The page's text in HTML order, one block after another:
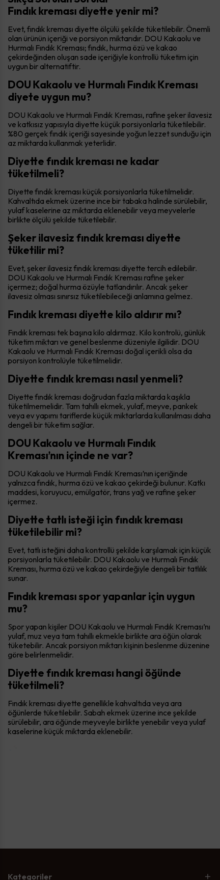
Fındık kreması diyette yenir mi?
Evet, fındık kreması diyette ölçülü şekilde tüketilebilir. Önemli
olan ürünün içeriği ve porsiyon miktarıdır. DOU Kakaolu ve
Hurmalı Fındık Kreması; fındık, hurma özü ve kakao
çekirdeğinden oluşan sade içeriğiyle kontrollü tüketim için
uygun bir alternatiftir.
DOU Kakaolu ve Hurmalı Fındık Kreması
diyete uygun mu?
DOU Kakaolu ve Hurmalı Fındık Kreması, rafine şeker ilavesiz
ve katkısız yapısıyla diyette küçük porsiyonlarla tüketilebilir.
%80 gerçek fındık içeriği sayesinde yoğun lezzet sunduğu için
az miktarda kullanmak yeterlidir.
Diyette fındık kreması ne kadar
tüketilmeli?
Diyette fındık kreması küçük porsiyonlarla tüketilmelidir.
Kahvaltıda ekmek üzerine ince bir tabaka halinde sürülebilir,
yulaf kaselerine az miktarda eklenebilir veya meyvelerle
birlikte ölçülü şekilde tüketilebilir.
Şeker ilavesiz fındık kreması diyette
tüketilir mi?
Evet, şeker ilavesiz fındık kreması diyette tercih edilebilir.
DOU Kakaolu ve Hurmalı Fındık Kreması rafine şeker
içermez; doğal hurma özüyle tatlandırılır. Ancak şeker
ilavesiz olması sınırsız tüketilebileceği anlamına gelmez.
Fındık kreması diyette kilo aldırır mı?
Fındık kreması tek başına kilo aldırmaz. Kilo kontrolü, günlük
tüketim miktarı ve genel beslenme düzeniyle ilgilidir. DOU
Kakaolu ve Hurmalı Fındık Kreması doğal içerikli olsa da
porsiyon kontrolüyle tüketilmelidir.
Diyette fındık kreması nasıl yenmeli?
Diyette fındık kreması doğrudan fazla miktarda kaşıkla
tüketilmemelidir. Tam tahıllı ekmek, yulaf, meyve, pankek
veya ev yapımı tariflerde küçük miktarlarda kullanılması daha
dengeli bir tüketim sağlar.
DOU Kakaolu ve Hurmalı Fındık
Kreması’nın içinde ne var?
DOU Kakaolu ve Hurmalı Fındık Kreması’nın içeriğinde
yalnızca fındık, hurma özü ve kakao çekirdeği bulunur. Katkı
maddesi, koruyucu, emülgatör, trans yağ ve rafine şeker
içermez.
Diyette tatlı isteği için fındık kreması
tüketilebilir mi?
Evet, tatlı isteğini daha kontrollü şekilde karşılamak için küçük
porsiyonlarla tüketilebilir. DOU Kakaolu ve Hurmalı Fındık
Kreması, hurma özü ve kakao çekirdeğiyle dengeli bir tatlılık
sunar.
Fındık kreması spor yapanlar için uygun
mu?
Spor yapan kişiler DOU Kakaolu ve Hurmalı Fındık Kreması’nı
yulaf, muz veya tam tahıllı ekmekle birlikte ara öğün olarak
tüketebilir. Ancak porsiyon miktarı kişinin beslenme düzenine
göre belirlenmelidir.
Diyette fındık kreması hangi öğünde
tüketilmeli?
Fındık kreması diyette genellikle kahvaltıda veya ara
öğünlerde tüketilebilir. Sabah ekmek üzerine ince şekilde
sürülebilir, ara öğünde meyveyle birlikte yenebilir veya yulaf
kaselerine küçük miktarda eklenebilir.
Kategoriler